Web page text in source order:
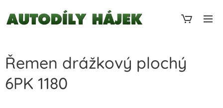
Řemen drážkový plochý
6PK 1180